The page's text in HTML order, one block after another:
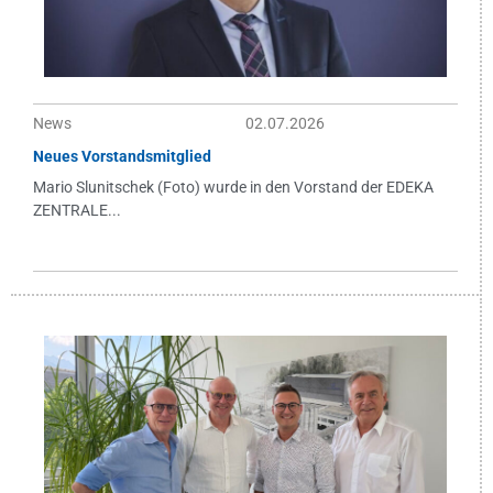
News
02.07.2026
Neues Vorstandsmitglied
Mario Slunitschek (Foto) wurde in den Vorstand der EDEKA
ZENTRALE...